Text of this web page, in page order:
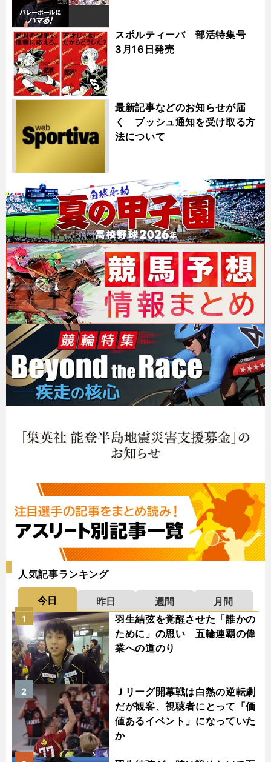
スポルティーバ 部活特集号
3月16日発売
最新記事などのお知らせが届
く プッシュ通知を受け取る方
法について
人気記事ランキング
今日 昨日 週間
月間
羽生結弦を覚醒させた「誰かの
ために」の思い 五輪連覇の偉
業への道のり
1
Ｊリーグ開幕戦は白熱の逆転劇
だが観客、視聴者にとって「価
値あるイベント」になっていた
か
2